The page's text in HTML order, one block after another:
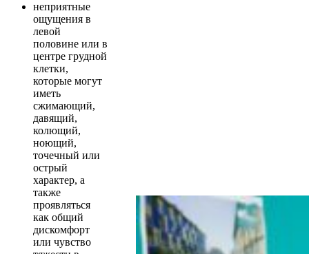
неприятные
ощущения в
левой
половине или в
центре грудной
клетки,
которые могут
иметь
сжимающий,
давящий,
колющий,
ноющий,
точечный или
острый
характер, а
также
проявляться
как общий
дискомфорт
или чувство